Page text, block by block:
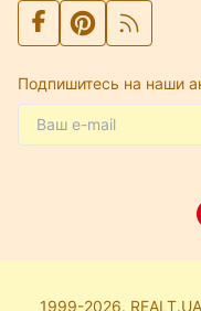
Подпишитесь на наши
1999-2026.